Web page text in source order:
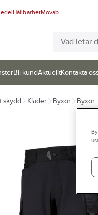
HållbarhetMovab
Bli kundAktuelltKontakta oss
skydd Kläder Byxor Byxor